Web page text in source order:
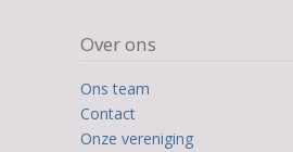
Over ons
Ons team
Contact
Onze vereniging